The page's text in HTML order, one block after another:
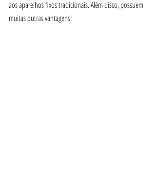
aos aparelhos fixos tradicionais. Além disso, possuem
muitas outras vantagens!